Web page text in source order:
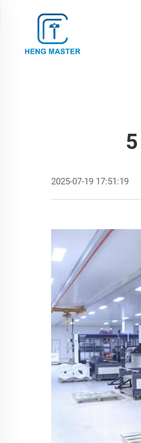
2025-07-19 17:51:19